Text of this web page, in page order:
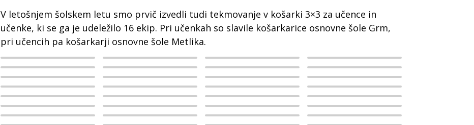
V letošnjem šolskem letu smo prvič izvedli tudi tekmovanje v košarki 3×3 za učence in
učenke, ki se ga je udeležilo 16 ekip. Pri učenkah so slavile košarkarice osnovne šole Grm,
pri učencih pa košarkarji osnovne šole Metlika.